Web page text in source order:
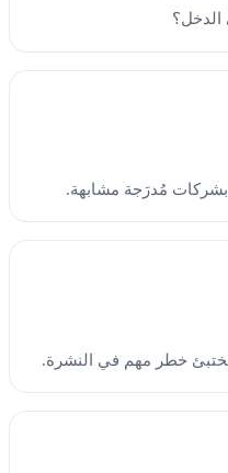
الدخل؟
مُدرَجة مشابهة.